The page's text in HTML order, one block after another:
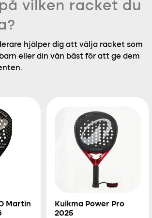
vilken racket du
hjälper dig att välja racket som
eller din vän bäst för att ge dem
Martin
Kuikma Power Pro
2025